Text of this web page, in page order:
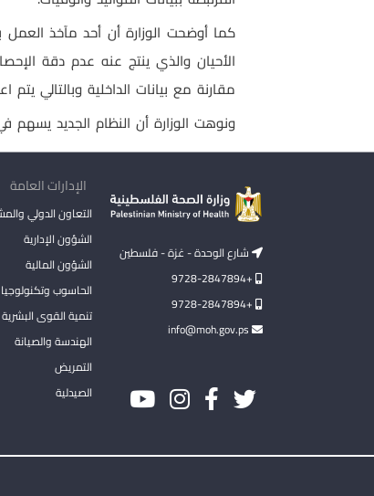
كما أوضحت الوزارة أن أحد مآخذ العمل
الأحيان والذي ينتج عنه عدم دقة
مقارنة مع بيانات الداخلية وبالتالي يتم
ونوهت الوزارة أن النظام الجديد يسهم
شارع الوحدة - غزة - فلسطين
+9728-2847894
+9728-2847894
الإدارات العامة
التعاون الدولي
الشؤون الإدارية
الشؤون المالية
الحاسوب
تنمية القوى البشرية
الهندسة والصيانة
التمريض
الصيدلية